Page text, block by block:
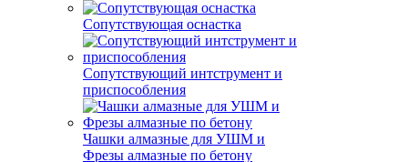
Сопутствующая оснастка
Сопутствующий интструмент и
приспособления
Чашки алмазные для УШМ и
Фрезы алмазные по бетону